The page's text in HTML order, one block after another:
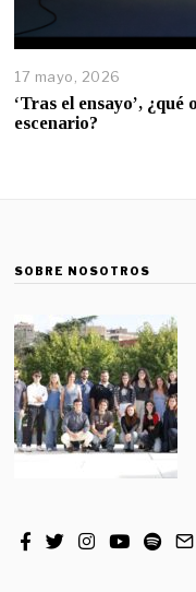
17 mayo, 2026
‘Tras el ensayo’,
escenario?
SOBRE NOSOTROS